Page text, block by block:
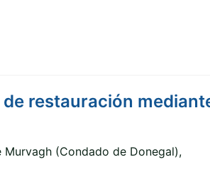
restauración
(Condado de Donegal),